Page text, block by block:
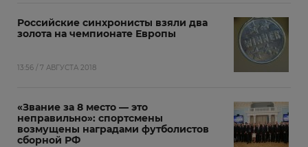
Российские синхронисты взяли два
золота на чемпионате Европы
13:56 / 7 АВГУСТА 2018
«Звание за 8 место — это
неправильно»: спортсмены
возмущены наградами футболистов
сборной РФ